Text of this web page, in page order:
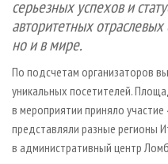
ИНСТРУМЕНТ И
БИБЛИОТЕКА
серьезных успехов и
авторитетных
но и в мире.
По подсчетам организаторов
уникальных посетителей.
в мероприятии приняло
представляли разные регионы
в административный центр